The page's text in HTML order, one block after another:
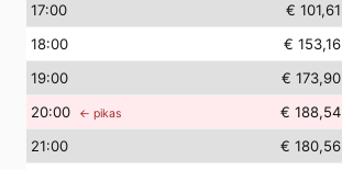
17:00 € 101,61
18:00 € 153,16
19:00 € 173,90
20:00 ← pikas € 188,54
21:00 € 180,56